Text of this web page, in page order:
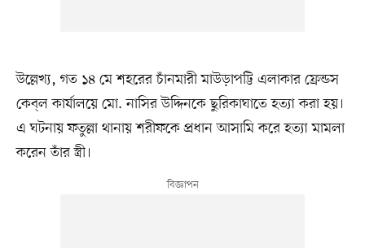
উল্লেখ্য, গত ১৪ মে শহরের চাঁনমারী মাউড়াপট্টি এলাকার ফ্রেন্ডস
কেব্‌ল কার্যালয়ে মো. নাসির উদ্দিনকে ছুরিকাঘাতে হত্যা করা হয়।
এ ঘটনায় ফতুল্লা থানায় শরীফকে প্রধান আসামি করে হত্যা মামলা
করেন তাঁর স্ত্রী।